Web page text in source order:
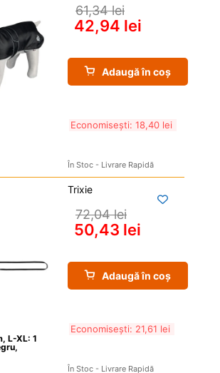
61,34 lei
42,94 lei
Adaugă în coș
Economisești: 18,40 lei
În Stoc - Livrare Rapidă
L-XL: 1
Trixie
72,04 lei
50,43 lei
Adaugă în coș
Economisești: 21,61 lei
În Stoc - Livrare Rapidă